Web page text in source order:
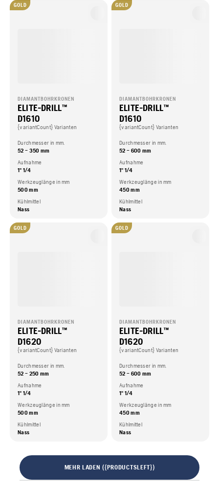
GOLD
DIAMANTBOHRKRONEN
ELITE-DRILL™
D1610
{variantCount} Varianten
Durchmesser in mm.
52 – 350 mm
Aufnahme
1" 1/4
Werkzeuglänge in mm
500 mm
Kühlmittel
Nass
GOLD
DIAMANTBOHRKRONEN
ELITE-DRILL™
D1610
{variantCount} Varianten
Durchmesser in mm.
52 – 600 mm
Aufnahme
1" 1/4
Werkzeuglänge in mm
450 mm
Kühlmittel
Nass
GOLD
DIAMANTBOHRKRONEN
ELITE-DRILL™
D1620
{variantCount} Varianten
Durchmesser in mm.
52 – 250 mm
Aufnahme
1" 1/4
Werkzeuglänge in mm
500 mm
Kühlmittel
Nass
GOLD
DIAMANTBOHRKRONEN
ELITE-DRILL™
D1620
{variantCount} Varianten
Durchmesser in mm.
52 – 600 mm
Aufnahme
1" 1/4
Werkzeuglänge in mm
450 mm
Kühlmittel
Nass
MEHR LADEN ({PRODUCTSLEFT})